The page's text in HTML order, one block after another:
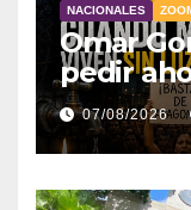
NACIONALES
Omar
pedir
viven sin
07/08/2026